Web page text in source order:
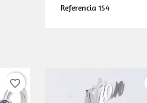
Referencia 154
favorite_border